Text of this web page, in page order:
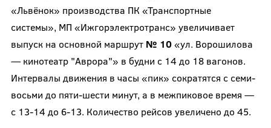
«Львёнок» производства ПК «Транспортные
системы», МП «Ижгорэлектротранс» увеличивает
выпуск на основной маршрут № 10«ул. Ворошилова
— кинотеатр "Аврора"» в будни с 14 до 18 вагонов.
Интервалы движения в часы «пик» сократятся с семи-
восьми до пяти-шести минут, а в межпиковое время —
с 13-14 до 6-13. Количество рейсов увеличено до 45.